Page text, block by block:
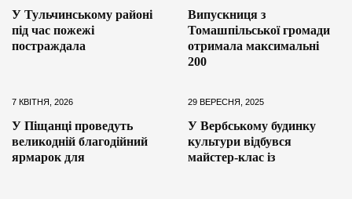
У Тульчинському районі
під час пожежі
постраждала
Випускниця з
Томашпільської громади
отримала максимальні
200
7 КВІТНЯ, 2026
У Піщанці проведуть
великодній благодійний
ярмарок для
29 ВЕРЕСНЯ, 2025
У Вербському будинку
культури відбувся
майстер-клас із